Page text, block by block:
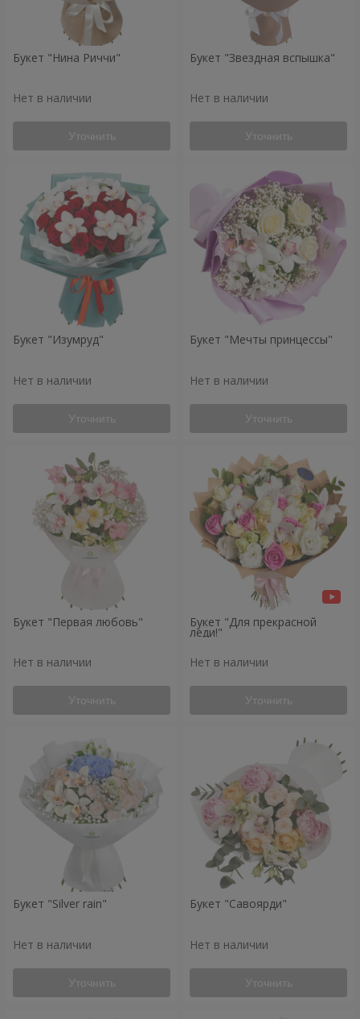
Букет "Нина Риччи"
Нет в наличии
Уточнить
Букет "Звездная вспышка"
Нет в наличии
Уточнить
Букет "Изумруд"
Нет в наличии
Уточнить
Букет "Мечты принцессы"
Нет в наличии
Уточнить
Букет "Первая любовь"
Нет в наличии
Уточнить
Букет "Для прекрасной
леди!"
Нет в наличии
Уточнить
Букет "Silver rain"
Нет в наличии
Уточнить
Букет "Савоярди"
Нет в наличии
Уточнить